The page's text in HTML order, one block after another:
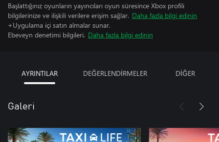
Başlattığınız oyunların yayıncıları oyun süresince Xbox profili
bilgilerinize ve ilişkili verilere erişim sağlar. Daha fazla bilgi edinin
+Uygulama içi satın almalar sunar.
Ebeveyn denetimi bilgileri. Daha fazla bilgi edinin
AYRINTILAR DEĞERLENDİRMELER DİĞER
Galeri